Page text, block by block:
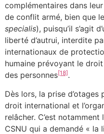
complémentaires dans
de conflit armé, bien que
specialis), puisqu’il s’agit
liberté d’autrui, interdite
internationaux de
humaine prévoyant le
des personnes[18].
Dès lors, la prise
droit international et
relâcher. C’est
CSNU qui a demandé « la